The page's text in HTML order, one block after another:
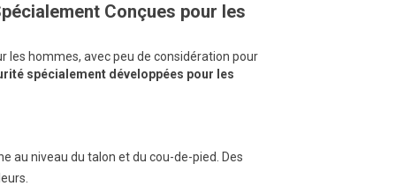
Conçues pour les
les hommes, avec peu de considération pour
spécialement développées pour les
au niveau du talon et du cou-de-pied. Des